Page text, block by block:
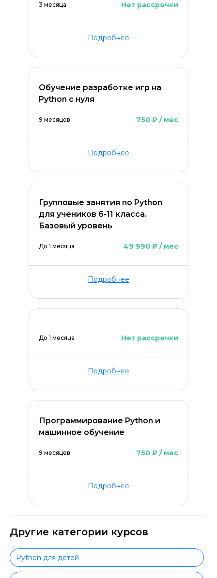
3 месяца Нет рассрочки
Подробнее
Обучение разработке игр на
Python с нуля
9 месяцев 750 ₽ / мес
Подробнее
Групповые занятия по Python
для учеников 6-11 класса.
Базовый уровень
До 1 месяца 49 990 ₽ / мес
Подробнее
До 1 месяца Нет рассрочки
Подробнее
Программирование Python и
машинное обучение
9 месяцев 750 ₽ / мес
Подробнее
Другие категории курсов
Python для детей